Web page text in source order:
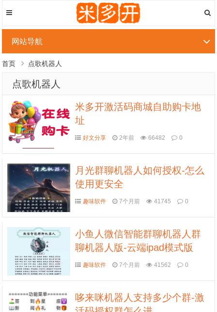
网站导航
首页 点歌机器人
点歌机器人
米多开激活码商城自助购卡地
址
好文分享 2年前 66482 0
月光群聊机器人如何授权-怎么
使用更安全
趣味软件 7个月前 41745 0
小鱼人微信智能群聊机器人群
聊机器人版-云端ipad模式版
趣味软件 7个月前 41562 0
哆来咪机器人支持多少个群-激